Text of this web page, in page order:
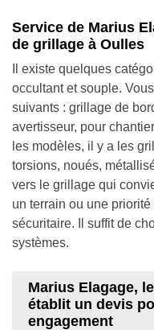
Service de Marius
de grillage à Oulles
Il existe quelques
occultant et souple.
suivants : grillage de
avertisseur, pour
les modèles, il y a les
torsions, noués,
vers le grillage qui
un terrain ou une
sécuritaire. Il suffit de
systèmes.
Marius Elagage,
établit un devis
engagement